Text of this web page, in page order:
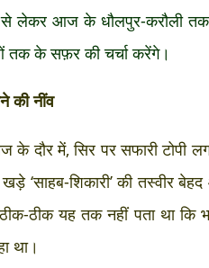
से लेकर आज के धौलपुर-करौली
के सफ़र की चर्चा करेंगे।
की नींव
के दौर में, सिर पर सफारी टोपी
खड़े ‘साहब-शिकारी’ की तस्वीर
ठीक यह तक नहीं पता था
था।